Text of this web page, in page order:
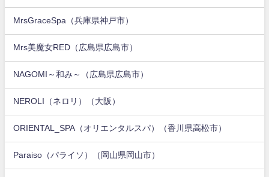
MrsGraceSpa（兵庫県神戸市）
Mrs美魔女RED（広島県広島市）
NAGOMI～和み～（広島県広島市）
NEROLI（ネロリ）（大阪）
ORIENTAL_SPA（オリエンタルスパ）（香川県高松市）
Paraiso（パライソ）（岡山県岡山市）